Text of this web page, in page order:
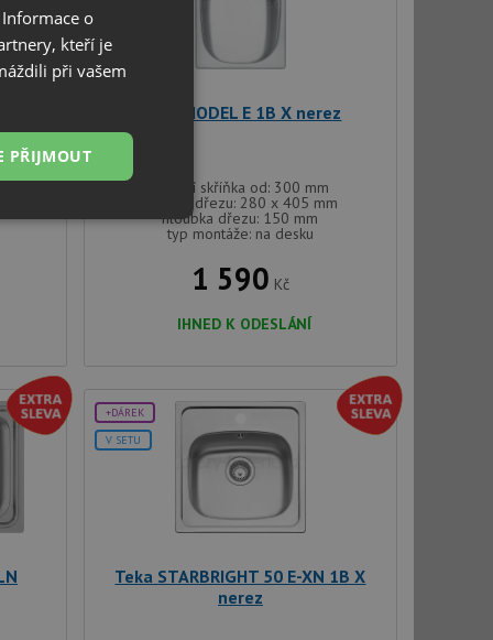
Teka MODEL E 1B X nerez
spodní skříňka od: 300 mm
rozměr dřezu: 280 x 405 mm
hloubka dřezu: 150 mm
typ montáže: na desku
1 590 Kč
IHNED K ODESLÁNÍ
+DÁREK
V SETU
Teka STARBRIGHT 50 E-XN 1B X
nerez
o
kteří je
při vašem
PŘIJMOUT
Nezařazené
soubory
účtu. Webové
zařízení, která
CORS po